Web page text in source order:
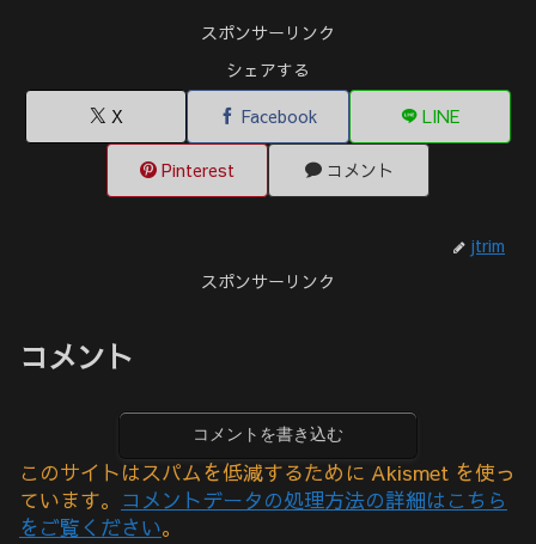
スポンサーリンク
シェアする
X
Facebook LINE
Pinterest コメント
jtrim
スポンサーリンク
コメント
コメントを書き込む
このサイトはスパムを低減するために Akismet を使っ
ています。 コメントデータの処理方法の詳細はこちら
をご覧ください。